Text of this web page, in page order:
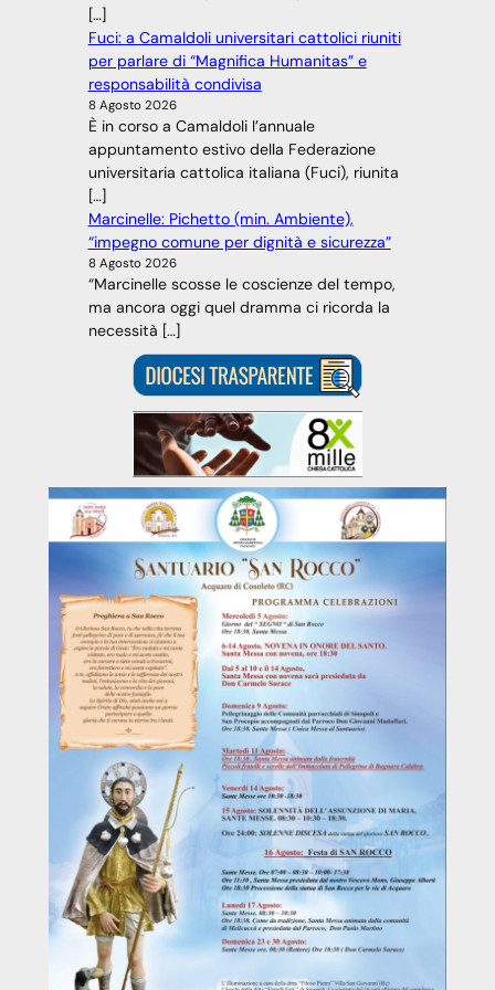
[…]
Fuci: a Camaldoli universitari cattolici riuniti
per parlare di “Magnifica Humanitas” e
responsabilità condivisa
8 Agosto 2026
È in corso a Camaldoli l’annuale
appuntamento estivo della Federazione
universitaria cattolica italiana (Fuci), riunita
[…]
Marcinelle: Pichetto (min. Ambiente),
“impegno comune per dignità e sicurezza”
8 Agosto 2026
“Marcinelle scosse le coscienze del tempo,
ma ancora oggi quel dramma ci ricorda la
necessità […]